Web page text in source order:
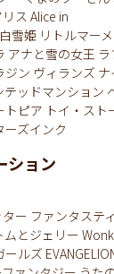
ス Alice in
白雪姫 リトルマー
アナと雪の女王
ジン ヴィランズ ナ
テッドマンション
トピア トイ・スト
ーズインク
ション
ー ファンタステ
ムとジェリー
ールズ